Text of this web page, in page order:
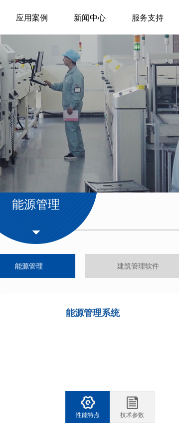
应用案例 新闻中心 服务支持
能源管理
能源管理 建筑管理软件
能源管理系统
性能特点 技术参数